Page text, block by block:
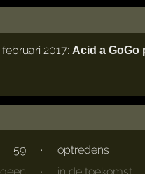
2017: Acid a GoGo
59 ·
optredens